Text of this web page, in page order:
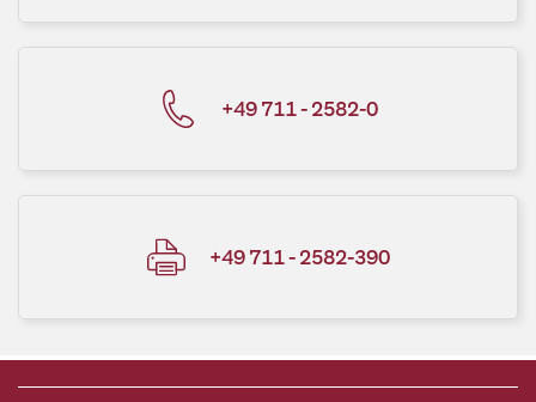
+49 711 - 2582-0
+49 711 - 2582-390